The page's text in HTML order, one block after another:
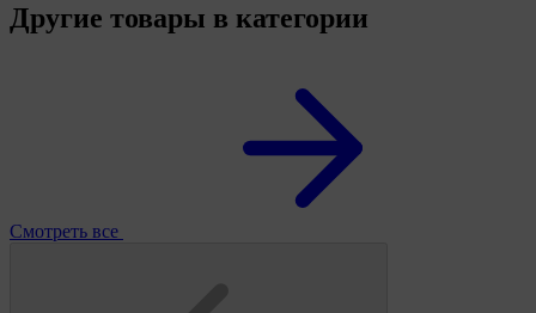
Другие товары в категории
Смотреть все